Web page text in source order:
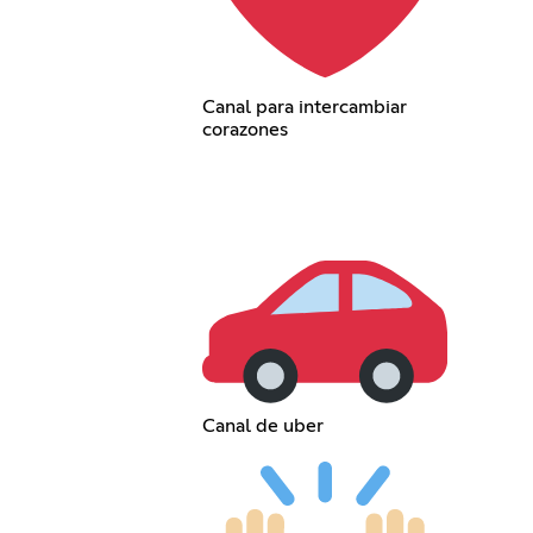
Canal para intercambiar
corazones
Canal de uber